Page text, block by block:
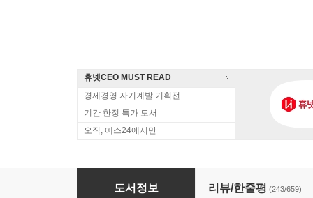
휴넷CEO MUST READ
경제경영 자기계발 기획전
기간 한정 특가 도서
오직, 예스24에서만
영어책 한 권 외워봤니?
도서정보 리뷰/한줄평 (243/659)